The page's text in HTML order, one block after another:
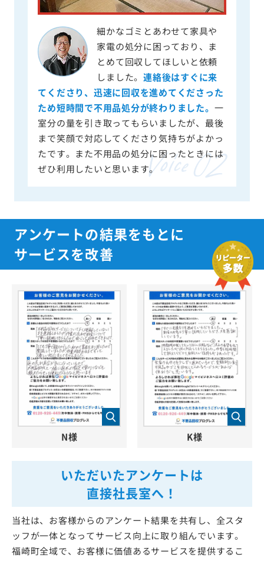
細かなゴミとあわせて家具や
家電の処分に困っており、ま
とめて回収してほしいと依頼
しました。連絡後はすぐに来
てくださり、迅速に回収を進めてくださった
ため短時間で不用品処分が終わりました。 一
室分の量を引き取ってもらいましたが、最後
まで笑顔で対応してくださり気持ちがよかっ
たです。また不用品の処分に困ったときには
ぜひ利用したいと思います。
アンケートの結果をもとに
サービスを改善
いただいたアンケートは
直接社長室へ！
当社は、お客様からのアンケート結果を共有し、全スタ
ッフが一体となってサービス向上に取り組んでいます。
福崎町全域で、お客様に価値あるサービスを提供するこ
N様 K様